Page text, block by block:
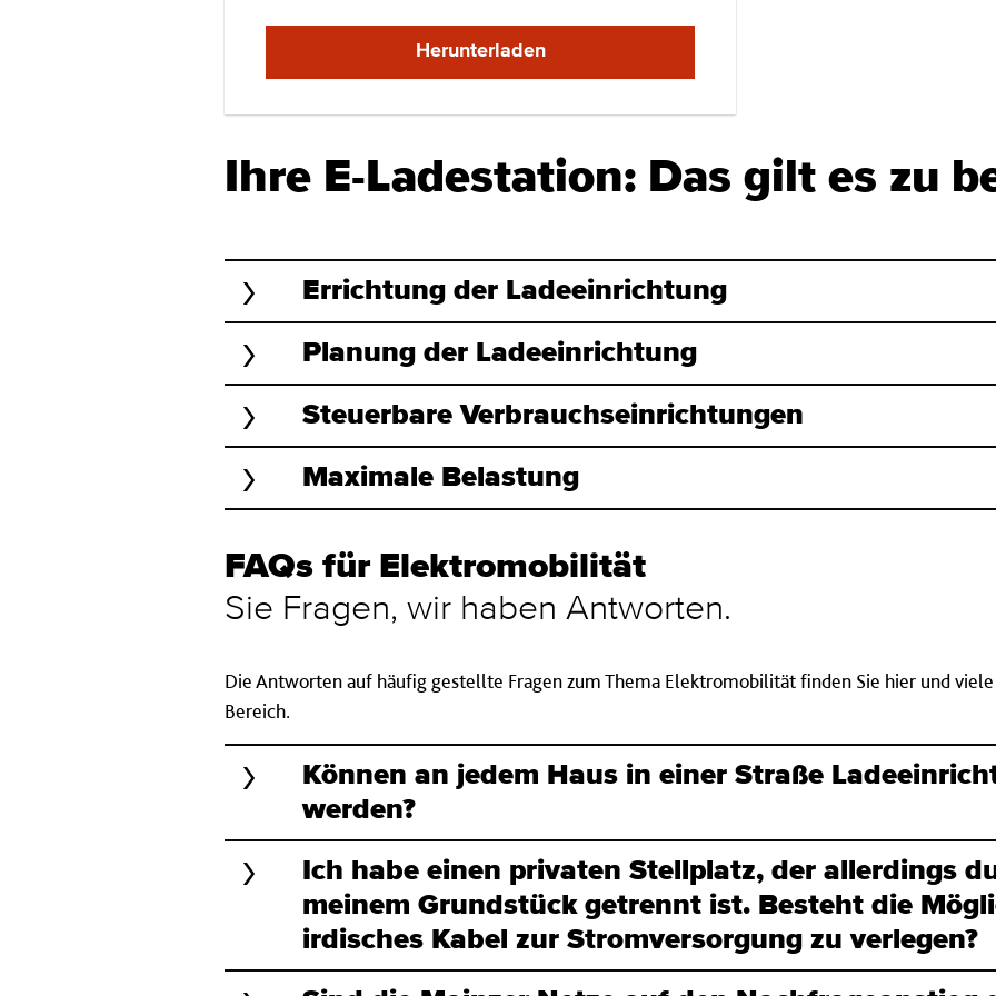
Herunterladen
Ihre E-Lade­station: Das gilt es zu
Errichtung der La­de­ein­rich­tung
Planung der La­de­ein­rich­tung
Steuerbare Ver­brauchs­ein­rich­tungen
Maximale Be­last­ung
FAQs für Elektro­mo­bi­li­tät
Sie Fragen, wir ha­ben Ant­wor­ten.
Die Antworten auf häufig gestellte Fragen zum Thema Elektromobilität finden Sie hier und
Bereich.
Können an je­dem Haus in ei­ner Stra­ße
wer­den?
Ich habe einen privaten Stell­platz, der allerdings
meinem Grund­stück getrennt ist. Besteht die
irdisches Kabel zur Strom­ver­sor­gung zu verlegen?